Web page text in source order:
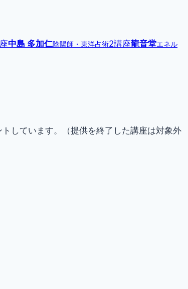
中島 多加仁陰陽師・東洋占術2講座龍音堂エネル
しています。（提供を終了した講座は対象外